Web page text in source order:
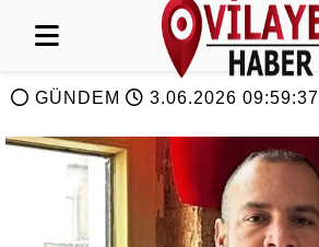
GÜNDEM 3.06.2026 09:59:37